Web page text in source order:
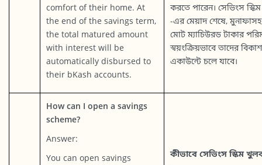
comfort of their home. At
the end of the savings term,
the total matured amount
with interest will be
automatically disbursed to
their bKash accounts.
করতে পারেন। সেভিংস স্কিম
-এর মেয়াদ শেষে, মুনাফাসহ
মোট ম্যাচিউরড টাকার
স্বয়ংক্রিয়ভাবে তাদের বিকাশ
একাউন্টে চলে যাবে।
How can I open a savings
scheme?
Answer:
You can open savings
কীভাবে সেভিংস স্কিম